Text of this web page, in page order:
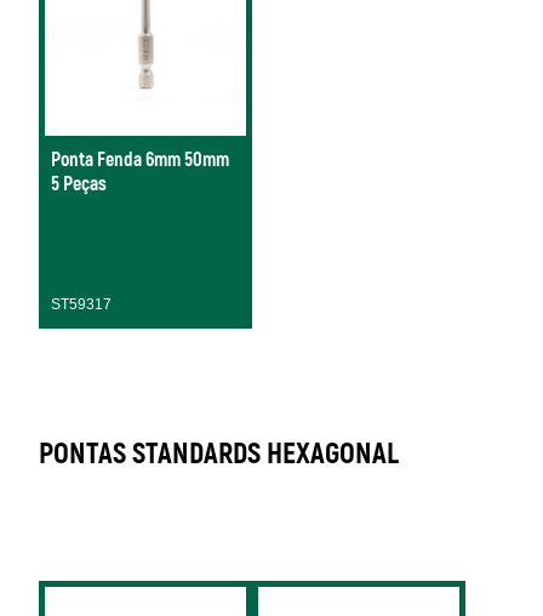
Ponta Fenda 6mm 50mm
5 Peças
ST59317
PONTAS STANDARDS HEXAGONAL